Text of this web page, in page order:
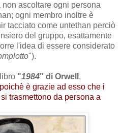
ascoltare ogni persona
ogni membro inoltre è
tacciato come untethan perciò
del gruppo, esattamente
l'idea di essere considerato
").
"1984" di Orwell ,
è grazie ad esso che i
trasmettono da persona a